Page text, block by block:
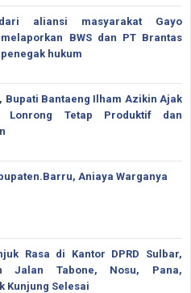
aliansi masyarakat Gayo
BWS dan PT Brantas
hukum
Bupati Bantaeng Ilham Azikin Ajak
Lonrong Tetap Produktif dan
Aniaya Warganya
Rasa di Kantor DPRD Sulbar,
Jalan Tabone, Nosu, Pana,
Kunjung Selesai